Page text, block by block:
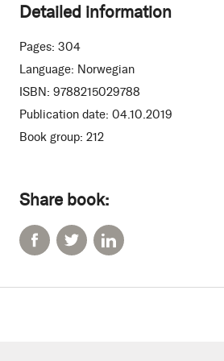
Share book:
Detailed information
Pages: 304
Language: Norwegian
ISBN: 9788215029788
Publication date: 04.10.2019
Book group: 212